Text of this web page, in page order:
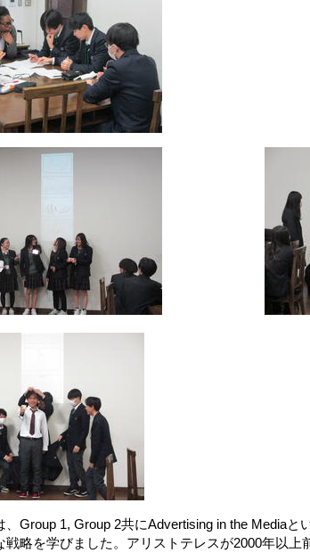
Group 1, Group 2共にAdvertising in the Mediaと
略を学びました。アリストテレスが2000年以上